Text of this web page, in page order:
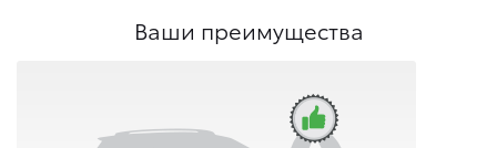
Ваши преимущества